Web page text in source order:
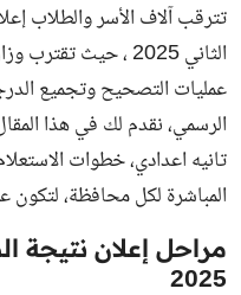
تترقب آلاف الأسر والطلاب
الثاني 2025 ، حيث
عمليات التصحيح وتجميع
الرسمي، نقدم لك في هذا
تانيه اعدادي، خطوات
المباشرة لكل محافظة،
مراحل إعلان نتيجة
2025